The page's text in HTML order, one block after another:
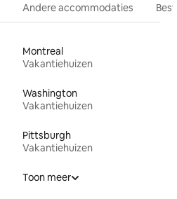
Andere accommodaties
Montreal
Vakantiehuizen
Washington
Vakantiehuizen
Pittsburgh
Vakantiehuizen
Toon meer